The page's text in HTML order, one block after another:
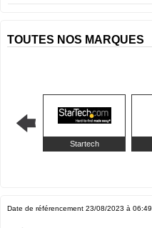
TOUTES NOS MARQUES
Startech
Date de référencement 23/08/2023 à 06:49